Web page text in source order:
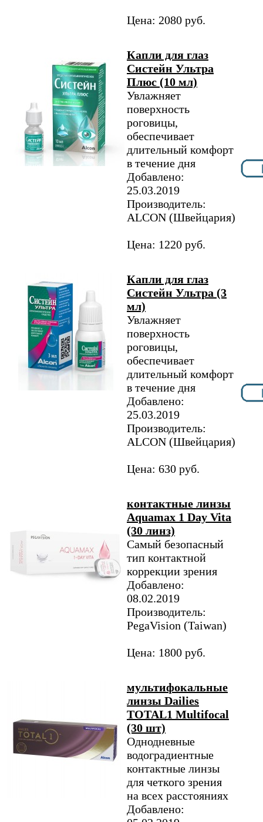
Цена: 2080 руб.
Капли для глаз
Систейн Ультра
Плюс (10 мл)
Увлажняет
поверхность
роговицы,
обеспечивает
длительный комфорт
в течение дня
Добавлено:
25.03.2019
Производитель:
ALCON (Швейцария)
Цена: 1220 руб.
Капли для глаз
Систейн Ультра (3
мл)
Увлажняет
поверхность
роговицы,
обеспечивает
длительный комфорт
в течение дня
Добавлено:
25.03.2019
Производитель:
ALCON (Швейцария)
Цена: 630 руб.
контактные линзы
Aquamax 1 Day Vita
(30 линз)
Самый безопасный
тип контактной
коррекции зрения
Добавлено:
08.02.2019
Производитель:
PegaVision (Taiwan)
Цена: 1800 руб.
мультифокальные
линзы Dailies
TOTAL1 Multifocal
(30 шт)
Однодневные
водоградиентные
контактные линзы
для четкого зрения
на всех расстояниях
Добавлено: